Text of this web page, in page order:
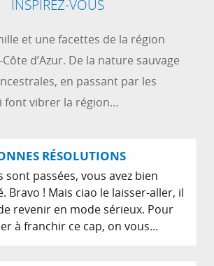
INSPIREZ-VOUS
et une facettes de la région
d’Azur. De la nature sauvage
en passant par les
font vibrer la région…
RÉSOLUTIONS
sont passées, vous avez bien
Bravo ! Mais ciao le laisser-aller, il
revenir en mode sérieux. Pour
à franchir ce cap, on vous...